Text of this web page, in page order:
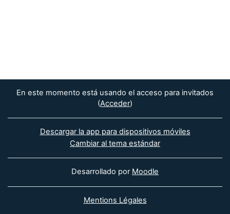
En este momento está usando el acceso para invitados
(Acceder)
Descargar la app para dispositivos móviles
Cambiar al tema estándar
Desarrollado por Moodle
Mentions Légales